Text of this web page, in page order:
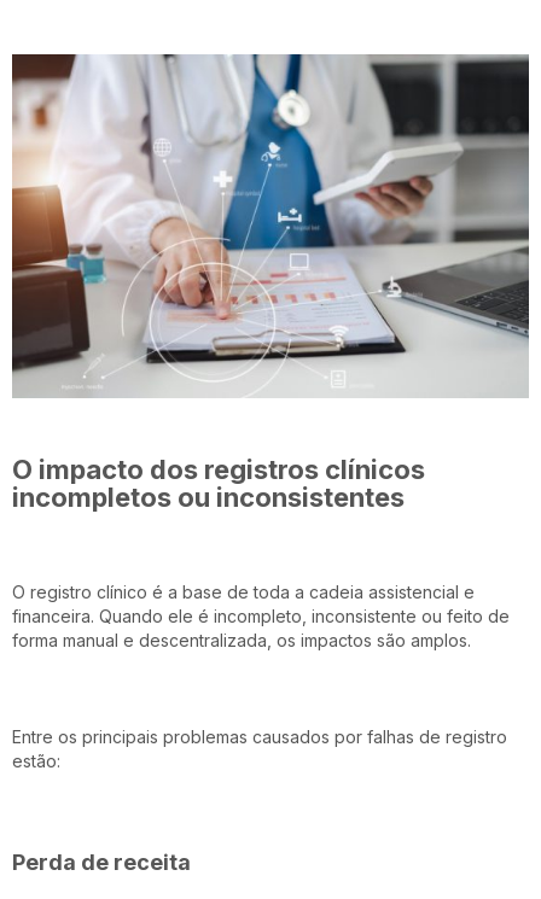
O impacto dos registros clínicos
incompletos ou inconsistentes
O registro clínico é a base de toda a cadeia assistencial e
financeira. Quando ele é incompleto, inconsistente ou feito de
forma manual e descentralizada, os impactos são amplos.
Entre os principais problemas causados por falhas de registro
estão:
Perda de receita